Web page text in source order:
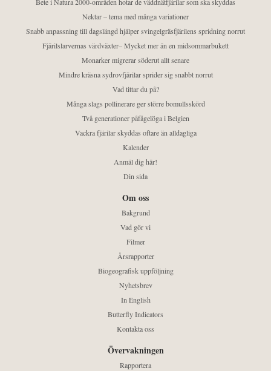
Nektar – tema med många variationer
Snabb anpassning till dagslängd hjälper svingelgräsfjärilens spridning norrut
Fjärilslarvernas värdväxter– Mycket mer än en midsommarbukett
Monarker migrerar söderut allt senare
Mindre kräsna sydrovfjärilar sprider sig snabbt norrut
Vad tittar du på?
Många slags pollinerare ger större bomullsskörd
Två generationer påfågelöga i Belgien
Vackra fjärilar skyddas oftare än alldagliga
Kalender
Anmäl dig här!
Din sida
Om oss
Bakgrund
Vad gör vi
Filmer
Årsrapporter
Biogeografisk uppföljning
Nyhetsbrev
In English
Butterfly Indicators
Kontakta oss
Övervakningen
Rapportera